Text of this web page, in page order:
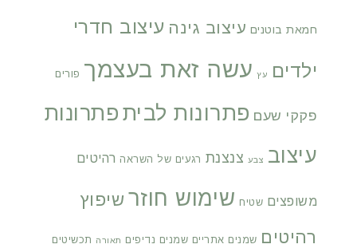
חמאת בוטנים עיצוב גינה עיצוב חדרי
ילדים עץ עשה זאת בעצמך פורים
פקקי שעם פתרונות לבית פתרונות
עיצוב צבע צנצנת רגעים של השראה רהיטים
משופצים שטיח שימוש חוזר שיפוץ
רהיטים שמנים אתריים שמנים נדיפים תאורה תכשיטים